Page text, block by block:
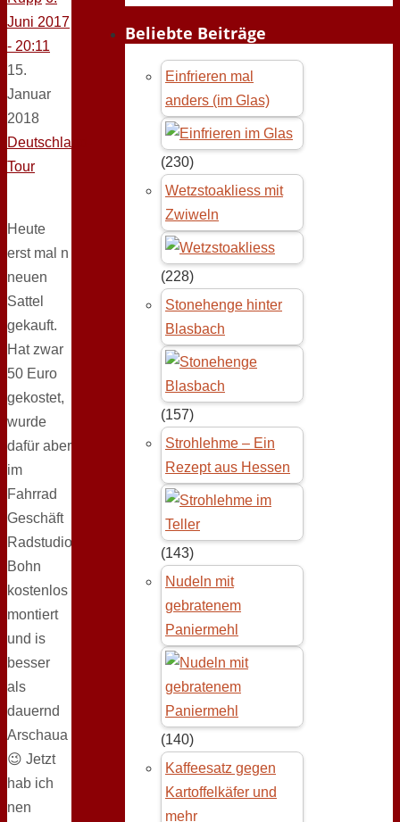
Juni 2017
- 20:11
15.
Januar
2018
Deutschland-
Tour
Heute
erst mal n
neuen
Sattel
gekauft.
Hat zwar
50 Euro
gekostet,
wurde
dafür aber
im
Fahrrad
Geschäft
Radstudio
Bohn
kostenlos
montiert
und is
besser
als
dauernd
Arschaua
😉 Jetzt
hab ich
nen
Beliebte Beiträge
Einfrieren mal
anders (im Glas)
(230)
Wetzstoakliess mit
Zwiweln
(228)
Stonehenge hinter
Blasbach
(157)
Strohlehme – Ein
Rezept aus Hessen
(143)
Nudeln mit
gebratenem
Paniermehl
(140)
Kaffeesatz gegen
Kartoffelkäfer und
mehr